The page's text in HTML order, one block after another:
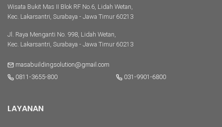
Wisata Bukit Mas II Blok RF No.6, Lidah Wetan,
Kec. Lakarsantri, Surabaya - Jawa Timur 60213
Jl. Raya Menganti No. 998, Lidah Wetan,
Kec. Lakarsantri, Surabaya - Jawa Timur 60213
masabuildingsolution@gmail.com
0811-3655-800
031-9901-6800
LAYANAN